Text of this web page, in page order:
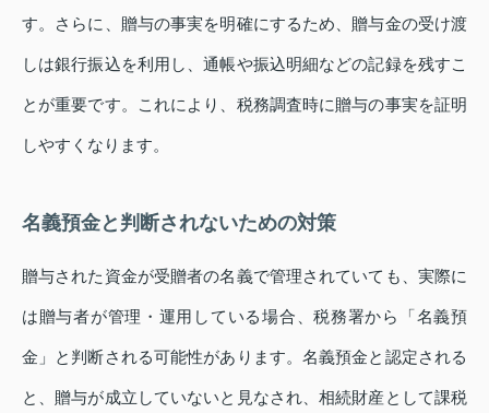
す。さらに、贈与の事実を明確にするため、贈与金の受け渡
しは銀行振込を利用し、通帳や振込明細などの記録を残すこ
とが重要です。これにより、税務調査時に贈与の事実を証明
しやすくなります。
名義預金と判断されないための対策
贈与された資金が受贈者の名義で管理されていても、実際に
は贈与者が管理・運用している場合、税務署から「名義預
金」と判断される可能性があります。名義預金と認定される
と、贈与が成立していないと見なされ、相続財産として課税